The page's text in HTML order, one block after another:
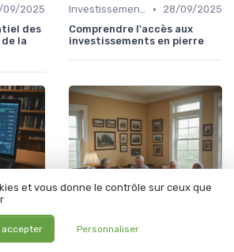
09/2025
des
la
Investissement Immobilier •
28/09/2025
Comprendre l'accès aux
investissements en pierre
et vous donne le contrôle sur ceux que
accepter Personnaliser